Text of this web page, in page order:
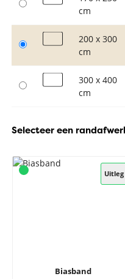
cm
200 x 300
cm
300 x 400
cm
Selecteer een
Uitleg
Biasband